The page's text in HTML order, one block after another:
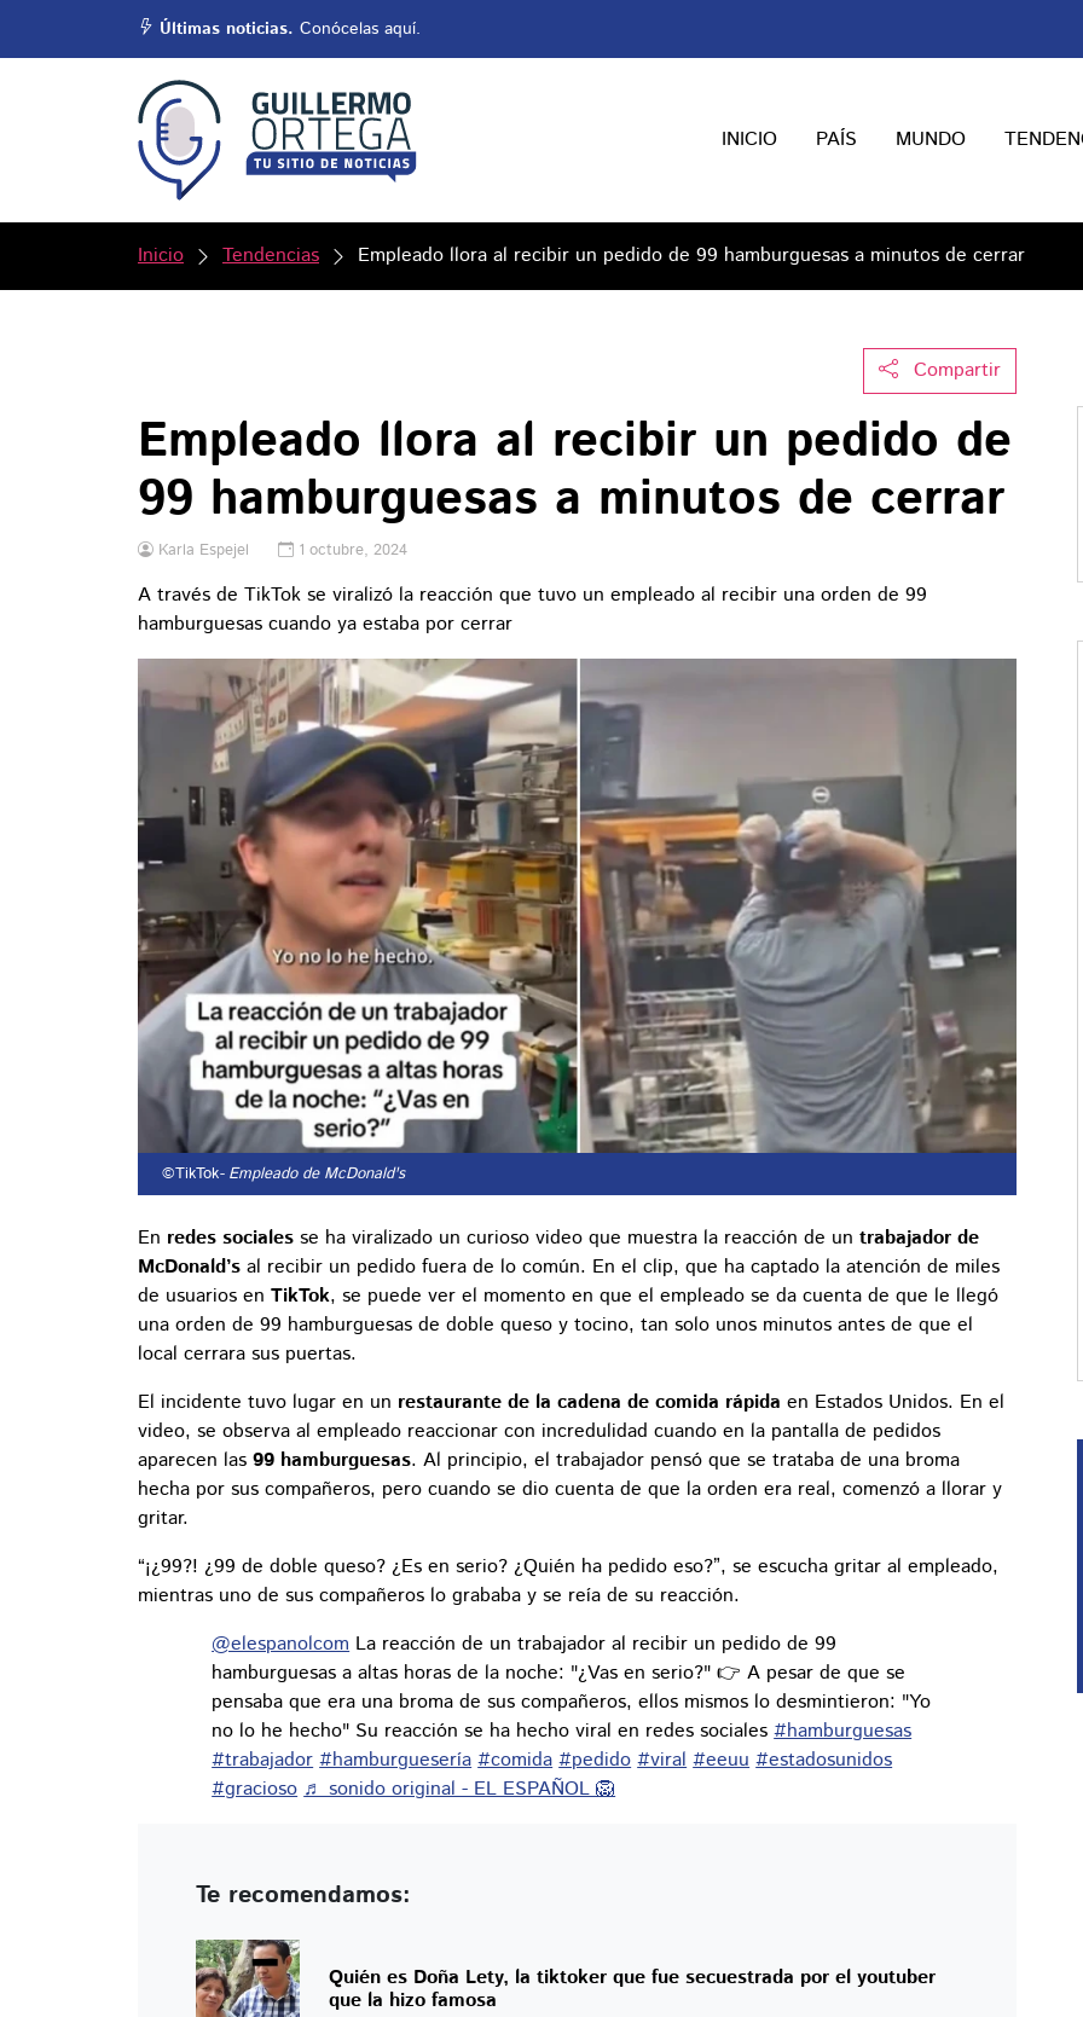
Últimas noticias. Conócelas aquí.
INICIO PAÍS MUNDO
Inicio Tendencias Empleado llora al recibir un pedido de 99 hamburguesas a minutos de cerrar
Compartir
Empleado llora al recibir un pedido de
99 hamburguesas a minutos de cerrar
Karla Espejel 1 octubre, 2024
A través de TikTok se viralizó la reacción que tuvo un empleado al recibir una orden de 99
hamburguesas cuando ya estaba por cerrar
©TikTok- Empleado de McDonald's
En redes sociales se ha viralizado un curioso video que muestra la reacción de un trabajador de
McDonald’s al recibir un pedido fuera de lo común. En el clip, que ha captado la atención de miles
de usuarios en TikTok, se puede ver el momento en que el empleado se da cuenta de que le llegó
una orden de 99 hamburguesas de doble queso y tocino, tan solo unos minutos antes de que el
local cerrara sus puertas.
El incidente tuvo lugar en un restaurante de la cadena de comida rápida en Estados Unidos. En el
video, se observa al empleado reaccionar con incredulidad cuando en la pantalla de pedidos
aparecen las 99 hamburguesas. Al principio, el trabajador pensó que se trataba de una broma
hecha por sus compañeros, pero cuando se dio cuenta de que la orden era real, comenzó a llorar y
gritar.
“¡¿99?! ¿99 de doble queso? ¿Es en serio? ¿Quién ha pedido eso?”, se escucha gritar al empleado,
mientras uno de sus compañeros lo grababa y se reía de su reacción.
@elespanolcomLa reacción de un trabajador al recibir un pedido de 99
hamburguesas a altas horas de la noche: "¿Vas en serio?" 👉 A pesar de que se
pensaba que era una broma de sus compañeros, ellos mismos lo desmintieron: "Yo
no lo he hecho" Su reacción se ha hecho viral en redes sociales#hamburguesas
#trabajador #hamburguesería #comida #pedido #viral #eeuu #estadosunidos
#gracioso ♬ sonido original - EL ESPAÑOL 🦁
Te recomendamos:
Quién es Doña Lety, la tiktoker que fue secuestrada por el youtuber
que la hizo famosa